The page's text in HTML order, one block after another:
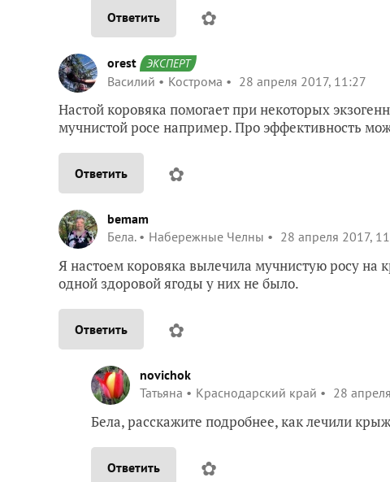
Ответить ✿
orest ЭКСПЕРТ
Василий Кострома 28 апреля 2017, 11:27
Настой коровяка помогает при некоторых
мучнистой росе например. Про эффективность
Ответить ✿
bemam
Бела.
Набережные Челны 28 апреля 2017,
Я настоем коровяка вылечила мучнистую росу
одной здоровой ягоды у них не было.
Ответить ✿
novichok
Татьяна
Краснодарский край 28
Бела, расскажите подробнее, как лечили
Ответить ✿